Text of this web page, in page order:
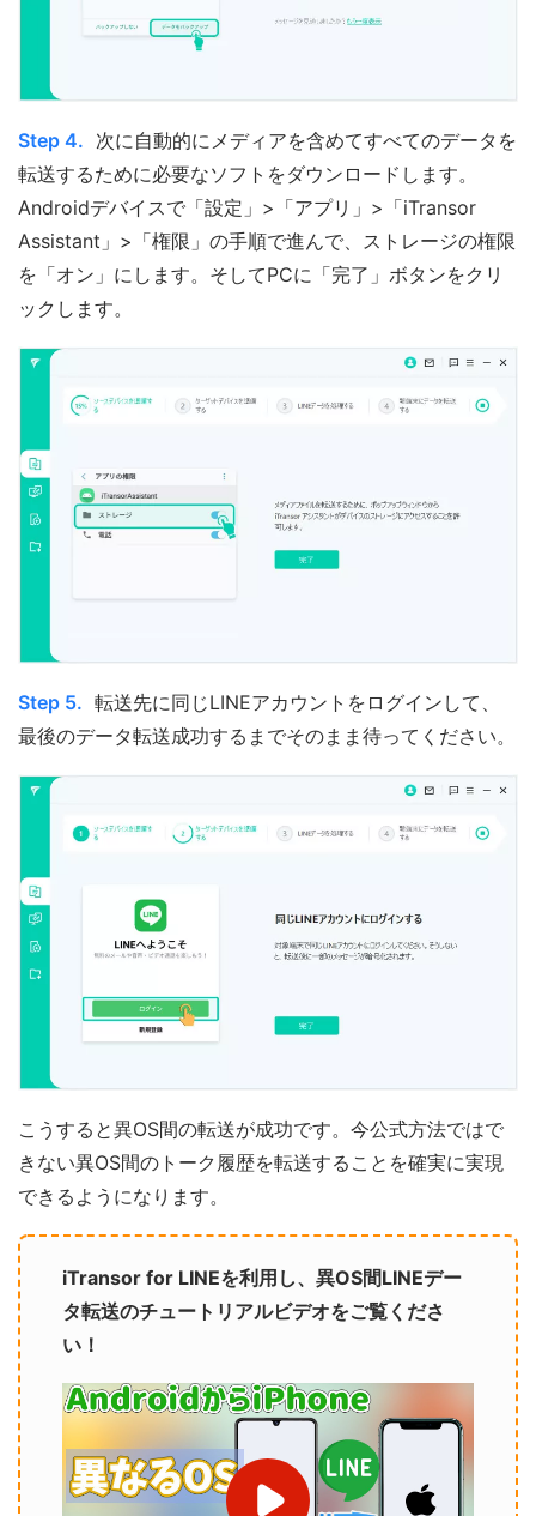
Step 4. 次に自動的にメディアを含めてすべてのデータを
転送するために必要なソフトをダウンロードします。
Androidデバイスで「設定」>「アプリ」>「iTransor
Assistant」>「権限」の手順で進んで、ストレージの権限
を「オン」にします。そしてPCに「完了」ボタンをクリ
ックします。
Step 5. 転送先に同じLINEアカウントをログインして、
最後のデータ転送成功するまでそのまま待ってください。
こうすると異OS間の転送が成功です。今公式方法ではで
きない異OS間のトーク履歴を転送することを確実に実現
できるようになります。
iTransor for LINEを利用し、異OS間LINEデー
タ転送のチュートリアルビデオをご覧くださ
い！